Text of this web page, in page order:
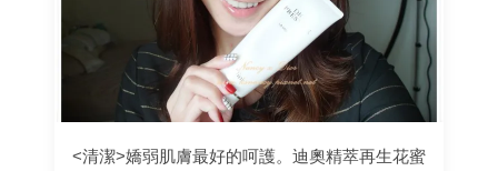
<清潔>嬌弱肌膚最好的呵護。迪奧精萃再生花蜜